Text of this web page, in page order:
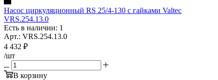
Насос циркуляционный RS 25/4-130 с гайками Valtec
VRS.254.13.0
Есть в наличии: 1
Арт.: VRS.254.13.0
4 432 ₽
/шт
В корзину